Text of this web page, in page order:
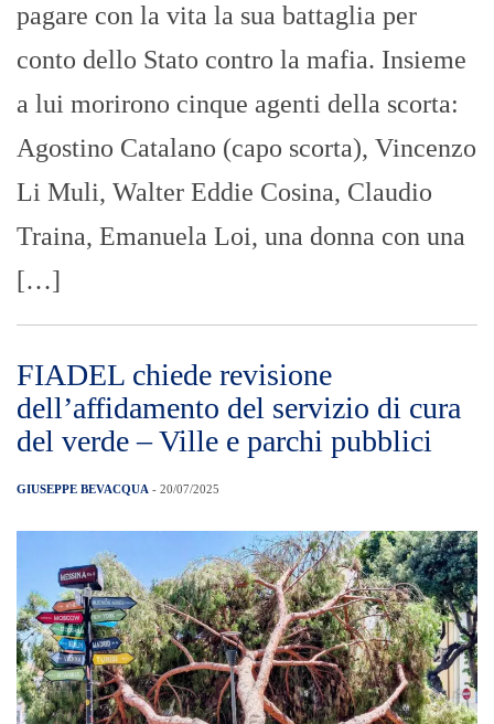
pagare con la vita la sua battaglia per
conto dello Stato contro la mafia. Insieme
a lui morirono cinque agenti della scorta:
Agostino Catalano (capo scorta), Vincenzo
Li Muli, Walter Eddie Cosina, Claudio
Traina, Emanuela Loi, una donna con una
[…]
FIADEL chiede revisione
dell’affidamento del servizio di cura
del verde – Ville e parchi pubblici
GIUSEPPE BEVACQUA - 20/07/2025